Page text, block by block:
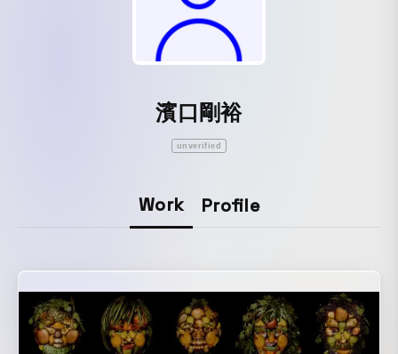
濱口剛裕
unverified
Work Profile